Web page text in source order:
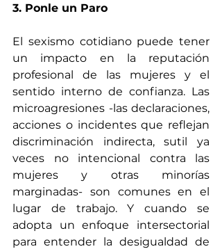
3. Ponle un Paro
El sexismo cotidiano puede tener
un impacto en la reputación
profesional de las mujeres y el
sentido interno de confianza. Las
microagresiones -las declaraciones,
acciones o incidentes que reflejan
discriminación indirecta, sutil ya
veces no intencional contra las
mujeres y otras minorías
marginadas- son comunes en el
lugar de trabajo. Y cuando se
adopta un enfoque intersectorial
para entender la desigualdad de